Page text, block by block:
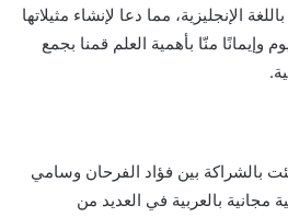
الإنجليزية، مما دعا لإنشاء مثيلاتها
وإيمانًا منّا بأهمية العلم قمنا بجمع
بالشراكة بين فؤاد الفرحان وسامي
مجانية بالعربية في العديد من